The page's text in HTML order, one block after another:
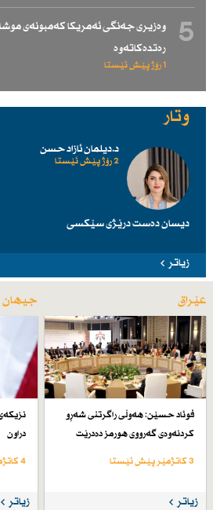
5
وەزیری جەنگی ئەمریكا كەمبونەی
رەتدەكاتەوە
1 رۆژ پێش ئێستا
وتار
د.دیلمان ئازاد حسن
2 رۆژ پێش ئێستا
دیسان دەست درێژی سێكسی
زیاتر
عێراق
فوئاد حسێن: هەوڵی راگرتنی شەڕو
كردنەوەی گەرووی هورمز دەدرێت
3 کاتژمێر پێش ئێستا
زیاتر
جیهان
دراون
4 کاتژمێر پێش ئێستا
زیاتر